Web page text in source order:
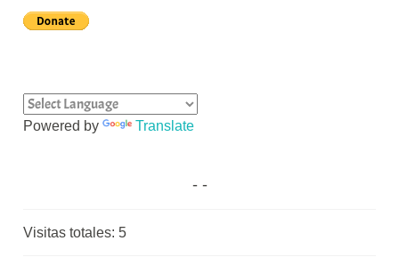
Powered by Translate
Visitas totales: 5